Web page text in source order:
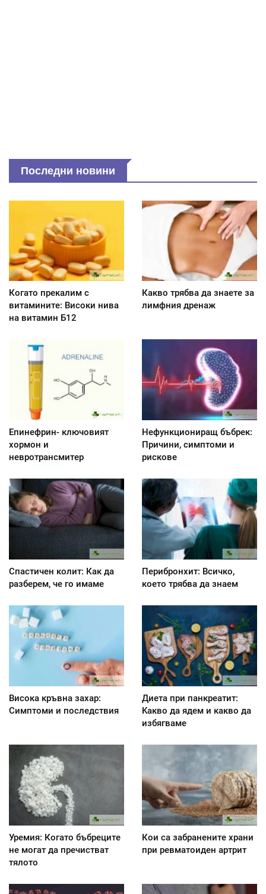
Последни новини
Когато прекалим с
витамините: Високи нива
на витамин Б12
Какво трябва да знаете за
лимфния дренаж
Епинефрин- ключовият
хормон и
невротрансмитер
Нефункциониращ бъбрек:
Причини, симптоми и
рискове
Спастичен колит: Как да
разберем, че го имаме
Перибронхит: Всичко,
което трябва да знаем
Висока кръвна захар:
Симптоми и последствия
Диета при панкреатит:
Kакво да ядем и какво да
избягваме
Уремия: Когато бъбреците
не могат да пречистват
тялото
Кои са забранените храни
при ревматоиден артрит